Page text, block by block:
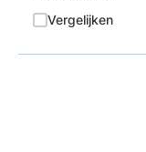
Vergelijken